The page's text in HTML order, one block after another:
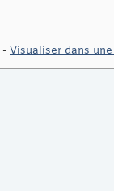
- Visualiser dans